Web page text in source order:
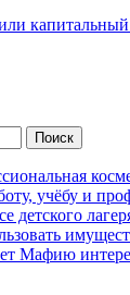
учёбу и
детского
Мафию